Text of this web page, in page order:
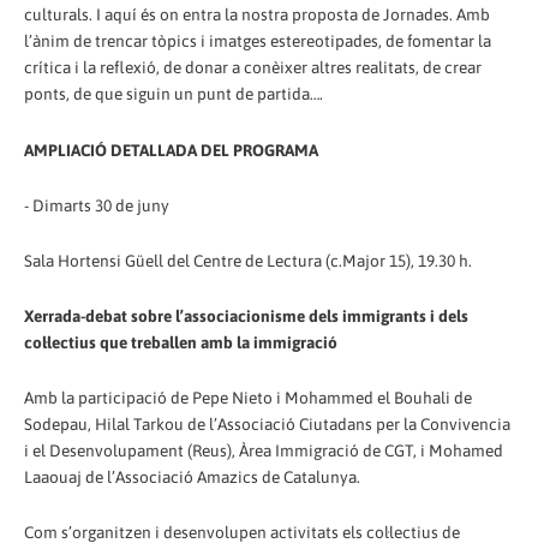
culturals. I aquí és on entra la nostra proposta de Jornades. Amb
l’ànim de trencar tòpics i imatges estereotipades, de fomentar la
crítica i la reflexió, de donar a conèixer altres realitats, de crear
ponts, de que siguin un punt de partida….
AMPLIACIÓ DETALLADA DEL PROGRAMA
- Dimarts 30 de juny
Sala Hortensi Güell del Centre de Lectura (c.Major 15), 19.30 h.
Xerrada-debat sobre l’associacionisme dels immigrants i dels
col·lectius que treballen amb la immigració
Amb la participació de Pepe Nieto i Mohammed el Bouhali de
Sodepau, Hilal Tarkou de l’Associació Ciutadans per la Convivencia
i el Desenvolupament (Reus), Àrea Immigració de CGT, i Mohamed
Laaouaj de l’Associació Amazics de Catalunya.
Com s’organitzen i desenvolupen activitats els col·lectius de